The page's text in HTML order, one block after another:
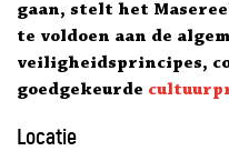
gaan, stelt het
te voldoen aan de
veiligheidsprincipes,
goedgekeurde
Locatie